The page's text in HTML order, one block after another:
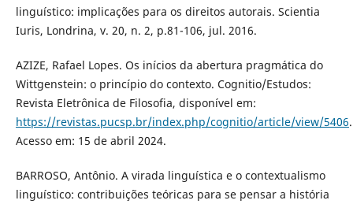
linguístico: implicações para os direitos autorais. Scientia
Iuris, Londrina, v. 20, n. 2, p.81-106, jul. 2016.
AZIZE, Rafael Lopes. Os inícios da abertura pragmática do
Wittgenstein: o princípio do contexto. Cognitio/Estudos:
Revista Eletrônica de Filosofia, disponível em:
https://revistas.pucsp.br/index.php/cognitio/article/view/5406.
Acesso em: 15 de abril 2024.
BARROSO, Antônio. A virada linguística e o contextualismo
linguístico: contribuições teóricas para se pensar a história